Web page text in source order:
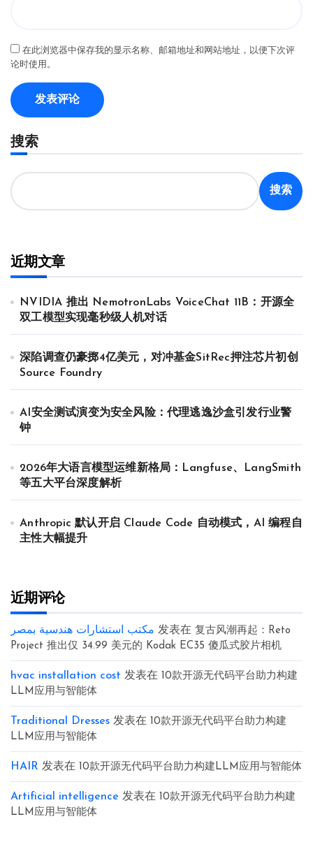
在此浏览器中保存我的显示名称、邮箱地址和网站地址，以便下次评
论时使用。
搜索
搜索
近期文章
NVIDIA 推出 NemotronLabs VoiceChat 11B：开源全
双工模型实现毫秒级人机对话
深陷调查仍豪掷4亿美元，对冲基金SitRec押注芯片初创
Source Foundry
AI安全测试演变为安全风险：代理逃逸沙盒引发行业警
钟
2026年大语言模型运维新格局：Langfuse、LangSmith
等五大平台深度解析
Anthropic 默认开启 Claude Code 自动模式，AI 编程自
主性大幅提升
近期评论
مكتب استشارات هندسية بمصر 发表在 复古风潮再起：Reto
Project 推出仅 34.99 美元的 Kodak EC35 傻瓜式胶片相机
hvac installation cost 发表在 10款开源无代码平台助力构建
LLM应用与智能体
Traditional Dresses 发表在 10款开源无代码平台助力构建
LLM应用与智能体
HAIR 发表在 10款开源无代码平台助力构建LLM应用与智能体
Artificial intelligence 发表在 10款开源无代码平台助力构建
LLM应用与智能体